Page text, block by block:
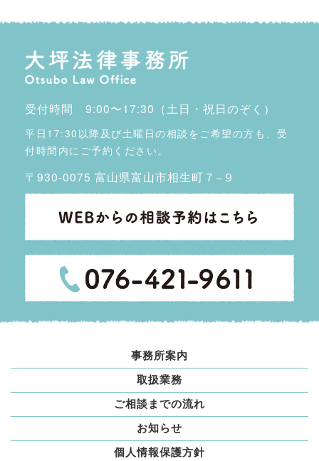
受付時間 9:00〜17:30（土日・祝日のぞく）
平日17:30以降及び土曜日の相談をご希望の方も、受
付時間内にご予約ください。
〒930-0075 富山県富山市相生町７−９
事務所案内
取扱業務
ご相談までの流れ
お知らせ
個人情報保護方針